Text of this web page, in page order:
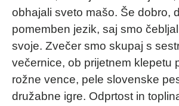
obhajali sveto mašo. Še dobro,
pomemben jezik, saj smo
svoje. Zvečer smo skupaj s
večernice, ob prijetnem klepetu
rožne vence, pele slovenske
družabne igre. Odprtost in